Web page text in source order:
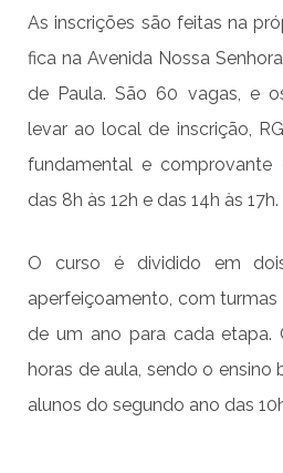
As inscrições são feitas na
fica na Avenida Nossa
de Paula. São 60 vagas, e
levar ao local de inscrição,
fundamental e comprovante
das 8h às 12h e das 14h às 17h.
O curso é dividido em
aperfeiçoamento, com
de um ano para cada etapa.
horas de aula, sendo o ensino
alunos do segundo ano das